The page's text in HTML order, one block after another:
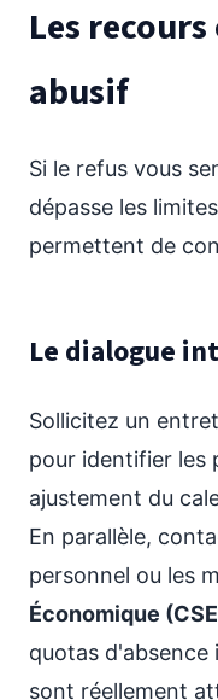
Les
abusif
Si le refus vous
dépasse les
permettent de
Le dialogue
Sollicitez un
pour identifier les
ajustement du
En parallèle,
personnel ou les
Économique
quotas d'absence
sont réellement